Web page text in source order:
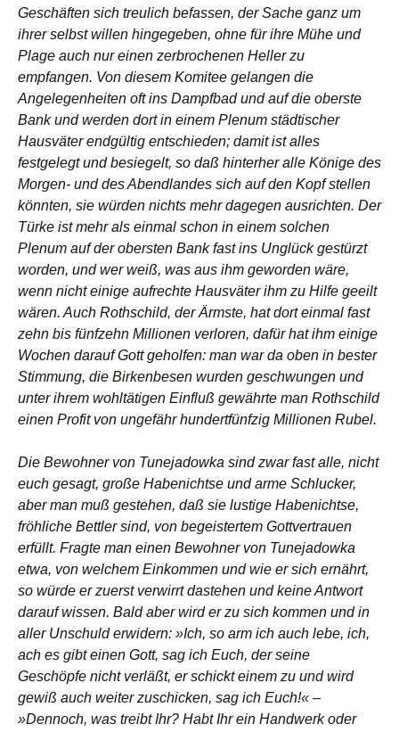
Geschäften sich treulich befassen, der Sache ganz um
ihrer selbst willen hingegeben, ohne für ihre Mühe und
Plage auch nur einen zerbrochenen Heller zu
empfangen. Von diesem Komitee gelangen die
Angelegenheiten oft ins Dampfbad und auf die oberste
Bank und werden dort in einem Plenum städtischer
Hausväter endgültig entschieden; damit ist alles
festgelegt und besiegelt, so daß hinterher alle Könige des
Morgen- und des Abendlandes sich auf den Kopf stellen
könnten, sie würden nichts mehr dagegen ausrichten. Der
Türke ist mehr als einmal schon in einem solchen
Plenum auf der obersten Bank fast ins Unglück gestürzt
worden, und wer weiß, was aus ihm geworden wäre,
wenn nicht einige aufrechte Hausväter ihm zu Hilfe geeilt
wären. Auch Rothschild, der Ärmste, hat dort einmal fast
zehn bis fünfzehn Millionen verloren, dafür hat ihm einige
Wochen darauf Gott geholfen: man war da oben in bester
Stimmung, die Birkenbesen wurden geschwungen und
unter ihrem wohltätigen Einfluß gewährte man Rothschild
einen Profit von ungefähr hundertfünfzig Millionen Rubel.
Die Bewohner von Tunejadowka sind zwar fast alle, nicht
euch gesagt, große Habenichtse und arme Schlucker,
aber man muß gestehen, daß sie lustige Habenichtse,
fröhliche Bettler sind, von begeistertem Gottvertrauen
erfüllt. Fragte man einen Bewohner von Tunejadowka
etwa, von welchem Einkommen und wie er sich ernährt,
so würde er zuerst verwirrt dastehen und keine Antwort
darauf wissen. Bald aber wird er zu sich kommen und in
aller Unschuld erwidern: »Ich, so arm ich auch lebe, ich,
ach es gibt einen Gott, sag ich Euch, der seine
Geschöpfe nicht verläßt, er schickt einem zu und wird
gewiß auch weiter zuschicken, sag ich Euch!« –
»Dennoch, was treibt Ihr? Habt Ihr ein Handwerk oder